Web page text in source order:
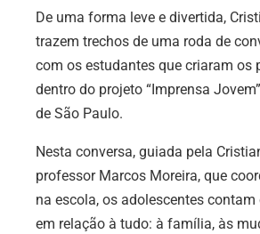
De uma forma leve e divertida,
trazem trechos de uma roda de
com os estudantes que criaram os
dentro do projeto “Imprensa
de São Paulo.
Nesta conversa, guiada pela
professor Marcos Moreira, que
na escola, os adolescentes
em relação à tudo: à família, às